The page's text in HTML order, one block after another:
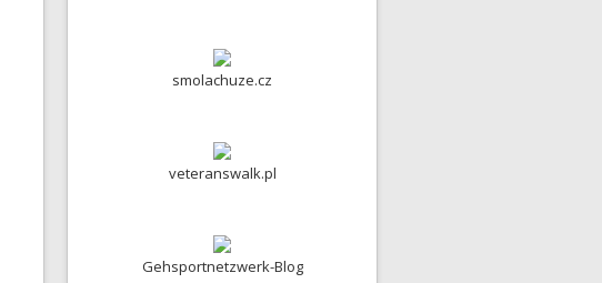
smolachuze.cz
veteranswalk.pl
Gehsportnetzwerk-Blog